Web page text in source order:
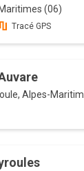
(06)
Tracé GPS
Alpes-